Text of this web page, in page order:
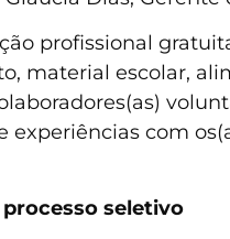
profissional
material escolar,
experiências com
seletivo